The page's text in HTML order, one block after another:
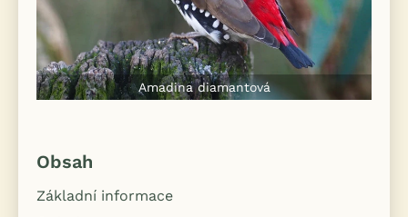
Amadina diamantová
Obsah
Základní informace